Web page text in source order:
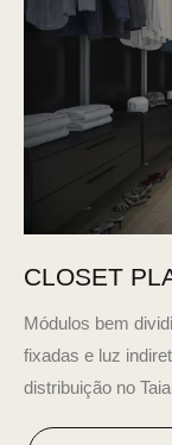
CLOSET
Módulos bem
fixadas e luz
distribuição no